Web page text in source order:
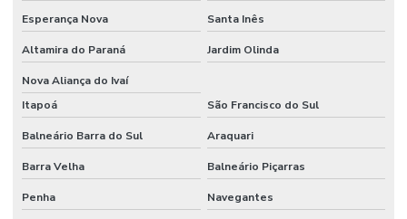
Esperança Nova Santa Inês
Altamira do Paraná Jardim Olinda
Nova Aliança do Ivaí
Itapoá
São Francisco do Sul
Balneário Barra do Sul Araquari
Barra Velha Balneário Piçarras
Penha Navegantes